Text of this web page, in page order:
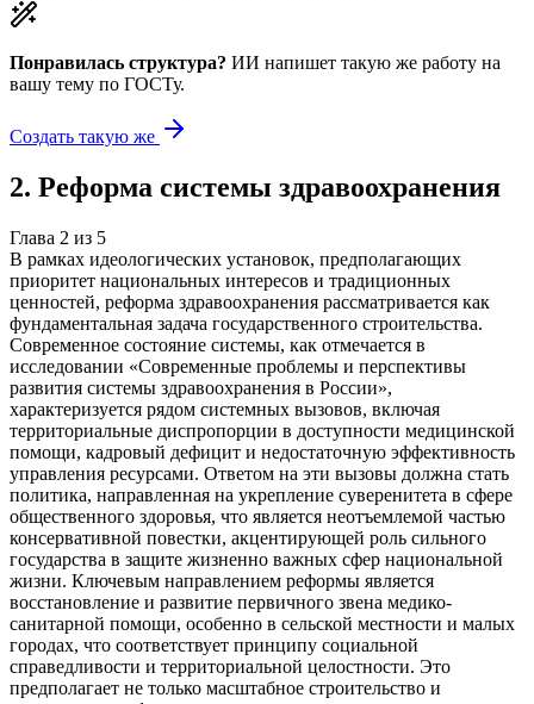
Понравилась структура? ИИ напишет такую же работу на
вашу тему по ГОСТу.
Создать такую же
2. Реформа системы здравоохранения
Глава 2 из 5
В рамках идеологических установок, предполагающих
приоритет национальных интересов и традиционных
ценностей, реформа здравоохранения рассматривается как
фундаментальная задача государственного строительства.
Современное состояние системы, как отмечается в
исследовании «Современные проблемы и перспективы
развития системы здравоохранения в России»,
характеризуется рядом системных вызовов, включая
территориальные диспропорции в доступности медицинской
помощи, кадровый дефицит и недостаточную эффективность
управления ресурсами. Ответом на эти вызовы должна стать
политика, направленная на укрепление суверенитета в сфере
общественного здоровья, что является неотъемлемой частью
консервативной повестки, акцентирующей роль сильного
государства в защите жизненно важных сфер национальной
жизни. Ключевым направлением реформы является
восстановление и развитие первичного звена медико-
санитарной помощи, особенно в сельской местности и малых
городах, что соответствует принципу социальной
справедливости и территориальной целостности. Это
предполагает не только масштабное строительство и